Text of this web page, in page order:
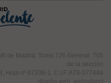
de Madrid, Tomo 726 General, 705
de la sección
Hoja nº 67336-1. C.I.F. A78-077484
diseño web: websdirect